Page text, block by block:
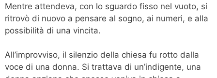
Mentre attendeva, con lo sguardo fisso nel vuoto, si
ritrovò di nuovo a pensare al sogno, ai numeri, e alla
possibilità di una vincita.
All’improvviso, il silenzio della chiesa fu rotto dalla
voce di una donna. Si trattava di un’indigente, una